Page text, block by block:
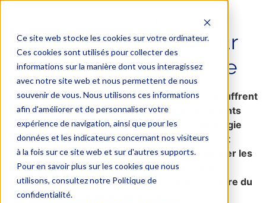
Ce site web stocke les cookies sur votre ordinateur.
Ces cookies sont utilisés pour collecter des
informations sur la manière dont vous interagissez
avec notre site web et nous permettent de nous
souvenir de vous. Nous utilisons ces informations
afin d'améliorer et de personnaliser votre
expérience de navigation, ainsi que pour les
données et les indicateurs concernant nos visiteurs
à la fois sur ce site web et sur d'autres supports.
Pour en savoir plus sur les cookies que nous
utilisons, consultez notre Politique de
confidentialité.
Hypertension : deux
outils connectés pour
favoriser l’observance
En France, environ 14 millions de personnes souffrent
d’hypertension artérielle (HTA). Des médicaments
permettent de prendre en charge cette pathologie
chronique, mais seuls 60 % des patients suivent
correctement leur traitement. Pour accompagner les
malades et les professionnels de santé, deux
nouveaux outils ont été mis en ligne dans le cadre du
programme « Agir pour l’observance ».